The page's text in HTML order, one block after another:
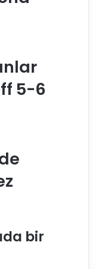
5-6
bir